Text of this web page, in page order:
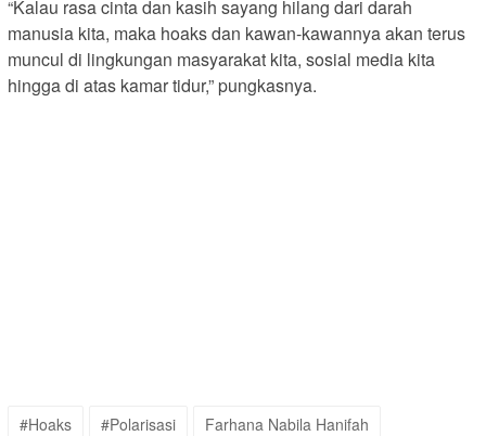
“Kalau rasa cinta dan kasih sayang hilang dari darah
manusia kita, maka hoaks dan kawan-kawannya akan terus
muncul di lingkungan masyarakat kita, sosial media kita
hingga di atas kamar tidur,” pungkasnya.
#Hoaks #Polarisasi
Farhana Nabila Hanifah